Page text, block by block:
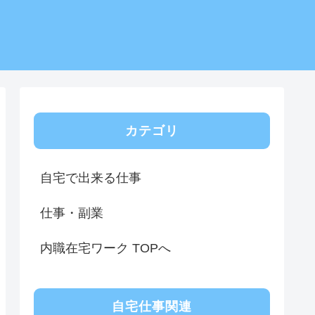
カテゴリ
自宅で出来る仕事
仕事・副業
内職在宅ワーク TOPへ
自宅仕事関連